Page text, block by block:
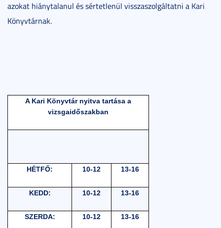
azokat hiánytalanul és sértetlenül visszaszolgáltatni a Kari
Könyvtárnak.
A Kari Könyvtár nyitva tartása a
vizsgaidőszakban
HÉTFŐ: 10-12 13-16
KEDD: 10-12 13-16
SZERDA: 10-12 13-16